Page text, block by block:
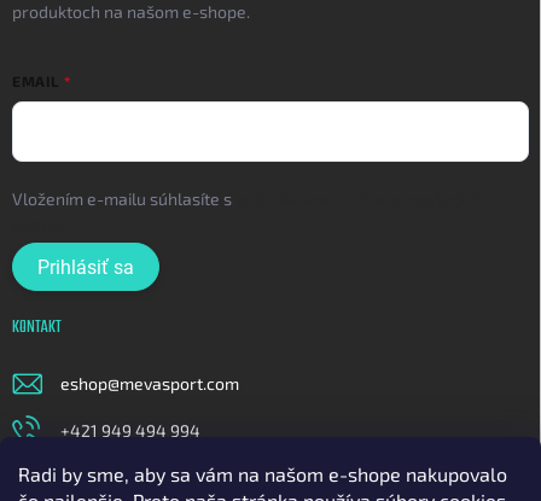
Radi by sme, aby sa vám na našom e-shope nakupovalo
produktoch na našom e-shope.
EMAIL
Vložením e-mailu súhlasíte s
Prihlásiť sa
KONTAKT
eshop@mevasport.com
+421 949 494 994
https://www.facebook.com/mevasportofficial